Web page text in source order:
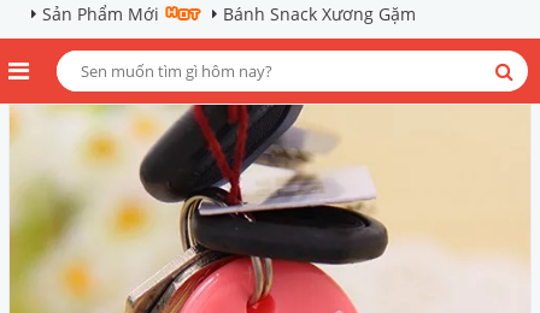
Sản Phẩm Mới Bánh Snack Xương Gặm